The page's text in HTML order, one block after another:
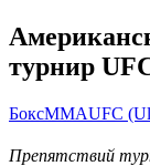
турнир
БоксММАUFC
Препятствий